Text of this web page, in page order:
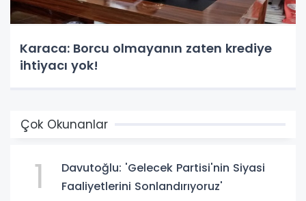
Karaca: Borcu olmayanın zaten krediye
ihtiyacı yok!
Çok Okunanlar
1
Davutoğlu: 'Gelecek Partisi'nin Siyasi
Faaliyetlerini Sonlandırıyoruz'